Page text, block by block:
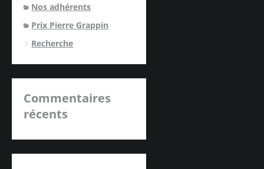
Nos adhérents
Prix Pierre Grappin
Recherche
Commentaires
récents